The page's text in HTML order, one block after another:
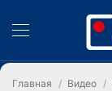
Главная Видео